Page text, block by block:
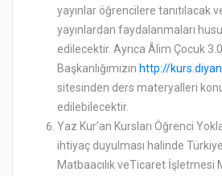
yayınlar öğrencilere tanıtılacak
yayınlardan faydalanmaları
edilecektir. Ayrıca Âlim Çocuk 3.0
Başkanlığımızın http://
sitesinden ders materyalleri
edilebilecektir.
Yaz Kur’an Kursları Öğrenci
ihtiyaç duyulması halinde
Matbaacılık veTicaret İşletmesi